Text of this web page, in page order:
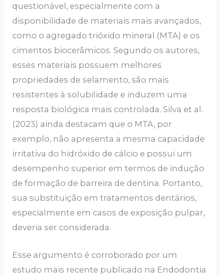
questionável, especialmente com a
disponibilidade de materiais mais avançados,
como o agregado trióxido mineral (MTA) e os
cimentos biocerâmicos. Segundo os autores,
esses materiais possuem melhores
propriedades de selamento, são mais
resistentes à solubilidade e induzem uma
resposta biológica mais controlada. Silva et al.
(2023) ainda destacam que o MTA, por
exemplo, não apresenta a mesma capacidade
irritativa do hidróxido de cálcio e possui um
desempenho superior em termos de indução
de formação de barreira de dentina. Portanto,
sua substituição em tratamentos dentários,
especialmente em casos de exposição pulpar,
deveria ser considerada.
Esse argumento é corroborado por um
estudo mais recente publicado na Endodontia